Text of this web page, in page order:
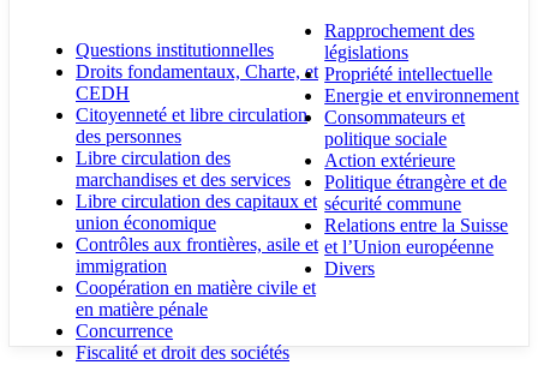
Questions institutionnelles
Droits fondamentaux, Charte, et
CEDH
Citoyenneté et libre circulation
des personnes
Libre circulation des
marchandises et des services
Libre circulation des capitaux et
union économique
Contrôles aux frontières, asile et
immigration
Coopération en matière civile et
en matière pénale
Concurrence
Fiscalité et droit des sociétés
Rapprochement des
législations
Propriété intellectuelle
Energie et environnement
Consommateurs et
politique sociale
Action extérieure
Politique étrangère et de
sécurité commune
Relations entre la Suisse
et l’Union européenne
Divers